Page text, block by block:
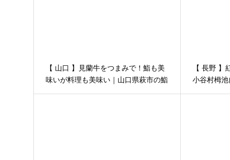
【 山口 】見蘭牛をつまみで！鮨も美
味いが料理も美味い｜山口県萩市の鮨
【 長野
小谷村栂